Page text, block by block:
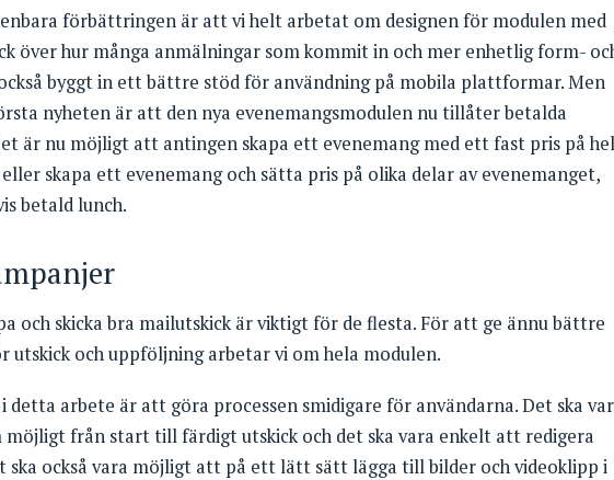
förbättringen är att vi helt arbetat om designen för modulen med
över hur många anmälningar som kommit in och mer enhetlig form-
byggt in ett bättre stöd för användning på mobila plattformar. Men
nyheten är att den nya evenemangsmodulen nu tillåter betalda
är nu möjligt att antingen skapa ett evenemang med ett fast pris på
skapa ett evenemang och sätta pris på olika delar av evenemanget,
betald lunch.
och skicka bra mailutskick är viktigt för de flesta. För att ge ännu bättre
utskick och uppföljning arbetar vi om hela modulen.
detta arbete är att göra processen smidigare för användarna. Det ska
möjligt från start till färdigt utskick och det ska vara enkelt att redigera
ska också vara möjligt att på ett lätt sätt lägga till bilder och videoklipp i